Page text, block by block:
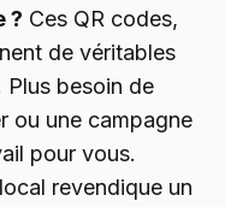
? Ces QR codes,
de véritables
Plus besoin de
ou une campagne
pour vous.
revendique un